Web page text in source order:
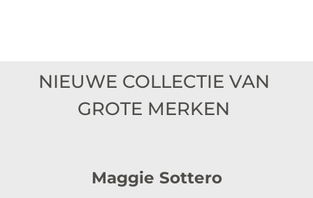
NIEUWE COLLECTIE VAN
GROTE MERKEN
Maggie Sottero